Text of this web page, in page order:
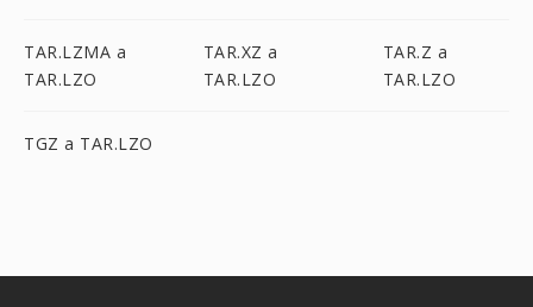
TAR.LZMA a
TAR.LZO
TAR.XZ a
TAR.LZO
TAR.Z a
TAR.LZO
TGZ a TAR.LZO